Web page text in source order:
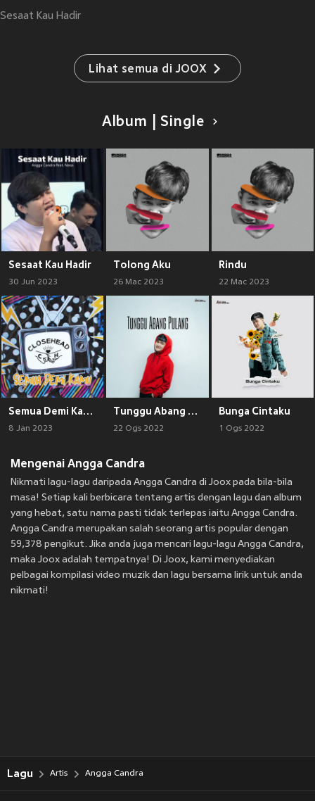
Sesaat Kau Hadir
Lihat semua di JOOX
Album | Single
Sesaat Kau Hadir
30 Jun 2023
Tolong Aku
26 Mac 2023
Rindu
22 Mac 2023
Semua Demi Kamu
8 Jan 2023
Tunggu Abang Pulang
22 Ogs 2022
Bunga Cintaku
1 Ogs 2022
Mengenai Angga Candra
Nikmati lagu-lagu daripada Angga Candra di Joox pada bila-bila
masa! Setiap kali berbicara tentang artis dengan lagu dan album
yang hebat, satu nama pasti tidak terlepas iaitu Angga Candra.
Angga Candra merupakan salah seorang artis popular dengan
59,378 pengikut. Jika anda juga mencari lagu-lagu Angga Candra,
maka Joox adalah tempatnya! Di Joox, kami menyediakan
pelbagai kompilasi video muzik dan lagu bersama lirik untuk anda
nikmati!
Lagu Artis Angga Candra